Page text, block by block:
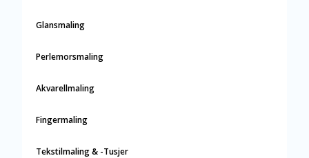
Glansmaling
Perlemorsmaling
Akvarellmaling
Fingermaling
Tekstilmaling & -Tusjer